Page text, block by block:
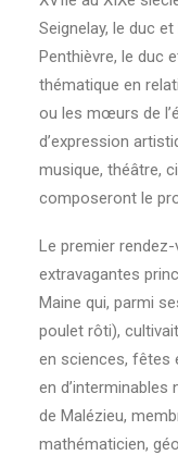
Seignelay, le duc
Penthièvre, le duc
thématique en
ou les mœurs de
d’expression
musique, théâtre,
composeront le
Le premier
extravagantes
Maine qui, parmi
poulet rôti),
en sciences, fêtes
en
de Malézieu,
mathématicien,